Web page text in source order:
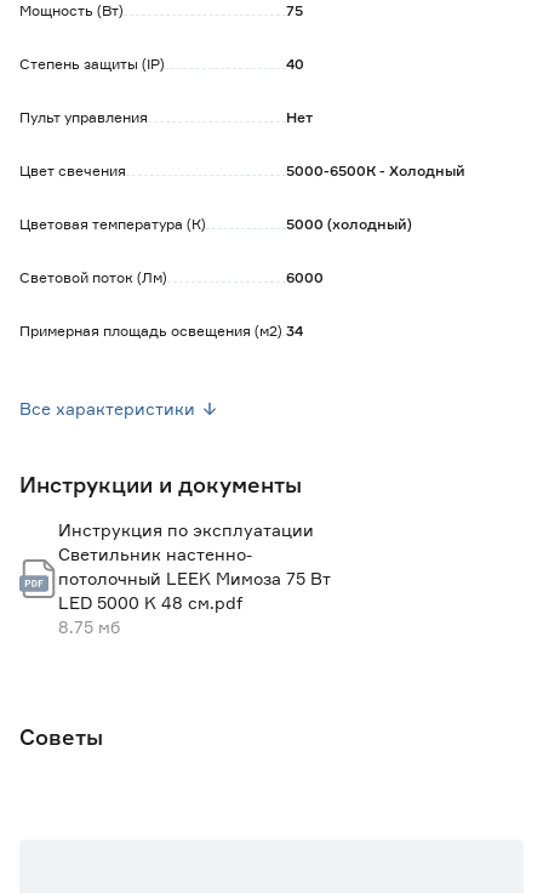
- устойчив к ультрафиолету и исключает 'эффект
- легкий вес позволяет устанавливать светильник в
натяжных потолков.
Мощность (Вт)
75
Степень защиты (IP) 40
Пульт управления Нет
Цвет свечения 5000-6500К - Холодный
Цветовая температура (К) 5000 (холодный)
Световой поток (Лм) 6000
Примерная площадь освещения (м2) 34
Цвет арматуры Белый
Цвет плафона Белый
Комплектность лампами
Все характеристики
Инструкции и документы
Инструкция по эксплуатации
Светильник настенно-
потолочный LEEK Мимоза 75 Вт
LED 5000 K 48 см.pdf
8.75 мб
Советы